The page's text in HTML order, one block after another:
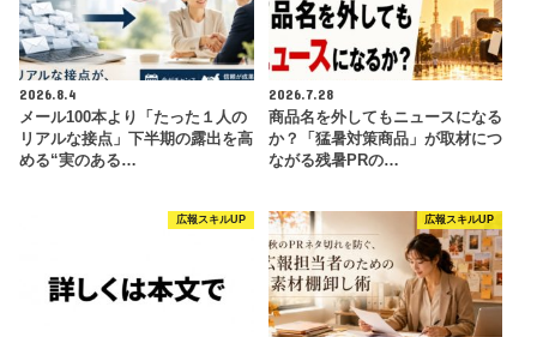
2026.8.4
メール100本より「たった１人の
リアルな接点」下半期の露出を高
める“実のある…
2026.7.28
商品名を外してもニュースになる
か？「猛暑対策商品」が取材につ
ながる残暑PRの…
広報スキルUP 広報スキルUP